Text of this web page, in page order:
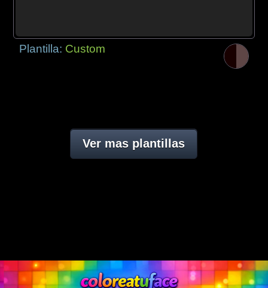
Plantilla: Custom
Ver mas plantillas